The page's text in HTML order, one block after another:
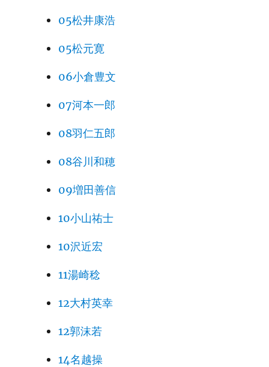
05松井康浩
05松元寛
06小倉豊文
07河本一郎
08羽仁五郎
08谷川和穂
09増田善信
10小山祐士
10沢近宏
11湯崎稔
12大村英幸
12郭沫若
14名越操